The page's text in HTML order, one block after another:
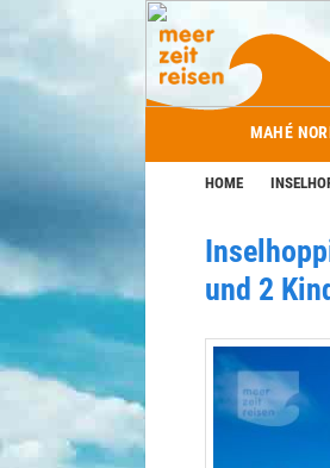
MAHÉ
HOME
und 2